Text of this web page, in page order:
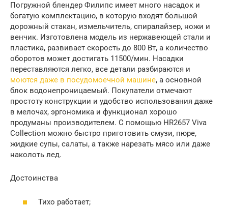
Погружной блендер Филипс имеет много насадок и
богатую комплектацию, в которую входят большой
дорожный стакан, измельчитель, спиралайзер, ножи и
венчик. Изготовлена модель из нержавеющей стали и
пластика, развивает скорость до 800 Вт, а количество
оборотов может достигать 11500/мин. Насадки
переставляются легко, все детали разбираются и
моются даже в посудомоечной машине, а основной
блок водонепроницаемый. Покупатели отмечают
простоту конструкции и удобство использования даже
в мелочах, эргономика и функционал хорошо
продуманы производителем. С помощью HR2657 Viva
Collection можно быстро приготовить смузи, пюре,
жидкие супы, салаты, а также нарезать мясо или даже
наколоть лед.
Достоинства
Тихо работает;